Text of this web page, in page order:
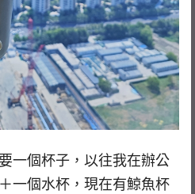
一個杯子，以往我在辦公
一個水杯，現在有鯨魚杯